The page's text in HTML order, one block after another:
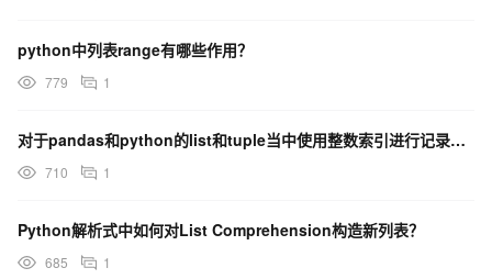
python中列表range有哪些作用？
779 1
对于pandas和python的list和tuple当中使用整数索引进行记录的查找或切片有什么不同吗
710 1
Python解析式中如何对List Comprehension构造新列表？
685 1